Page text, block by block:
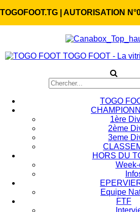
TOGOFOOT.TG | AUTORISATION
TOGO FOOT - La
TOGO
1ère
2ème
3eme
HORS DU
Equipe
FTF